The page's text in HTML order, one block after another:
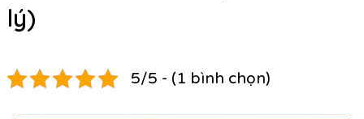
lý)
5/5 - (1 bình chọn)